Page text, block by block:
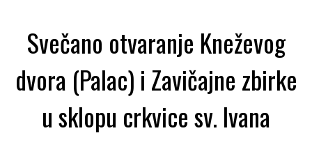
Svečano otvaranje Kneževog
dvora (Palac) i Zavičajne zbirke
u sklopu crkvice sv. Ivana